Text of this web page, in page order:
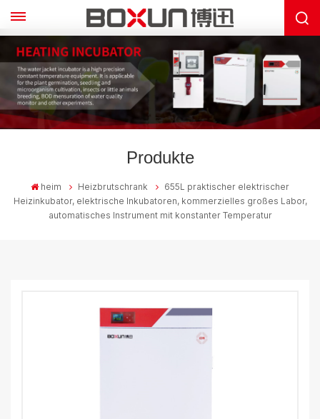
Produkte
heim Heizbrutschrank
655L praktischer elektrischer
Heizinkubator, elektrische Inkubatoren, kommerzielles großes Labor,
automatisches Instrument mit konstanter Temperatur